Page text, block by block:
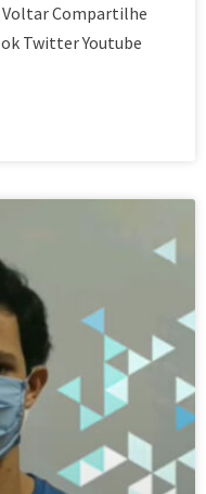
Voltar Compartilhe
Twitter Youtube